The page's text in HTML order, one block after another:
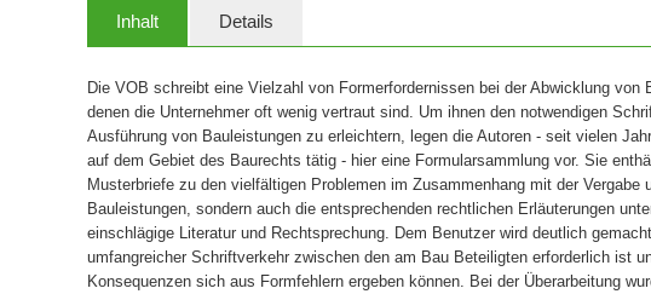
Inhalt Details
Die VOB schreibt eine Vielzahl von Formerfordernissen bei der Abwicklung von
denen die Unternehmer oft wenig vertraut sind. Um ihnen den notwendigen
Ausführung von Bauleistungen zu erleichtern, legen die Autoren - seit vielen
auf dem Gebiet des Baurechts tätig - hier eine Formularsammlung vor. Sie
Musterbriefe zu den vielfältigen Problemen im Zusammenhang mit der Vergabe
Bauleistungen, sondern auch die entsprechenden rechtlichen Erläuterungen
einschlägige Literatur und Rechtsprechung. Dem Benutzer wird deutlich
umfangreicher Schriftverkehr zwischen den am Bau Beteiligten erforderlich ist
Konsequenzen sich aus Formfehlern ergeben können. Bei der Überarbeitung